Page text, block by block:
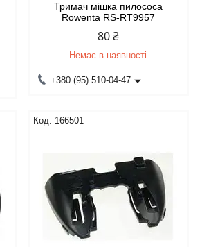
Тримач мішка пилососа
Rowenta RS-RT9957
80 ₴
Немає в наявності
+380 (95) 510-04-47
166501